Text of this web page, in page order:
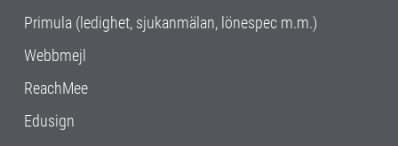
Primula (ledighet, sjukanmälan, lönespec m.m.)
Webbmejl
ReachMee
Edusign